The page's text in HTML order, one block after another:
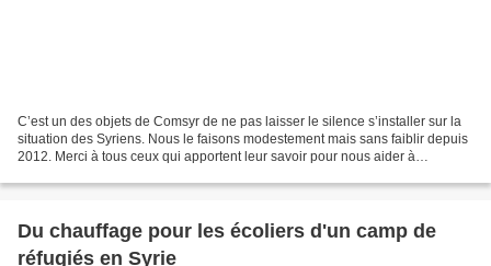
C’est un des objets de Comsyr de ne pas laisser le silence s’installer sur la
situation des Syriens. Nous le faisons modestement mais sans faiblir depuis
2012. Merci à tous ceux qui apportent leur savoir pour nous aider à
Du chauffage pour les écoliers d'un camp de
réfugiés en Syrie